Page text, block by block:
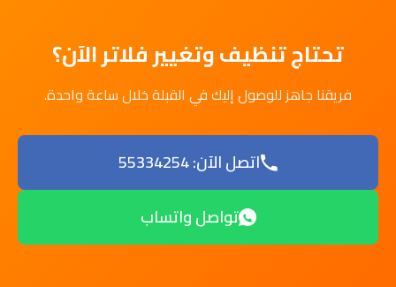
تحتاج تنظيف وتغيير فلاتر الآن؟
فريقنا جاهز للوصول إليك في القبلة خلال ساعة واحدة.
اتصل الآن: 55334254
تواصل واتساب